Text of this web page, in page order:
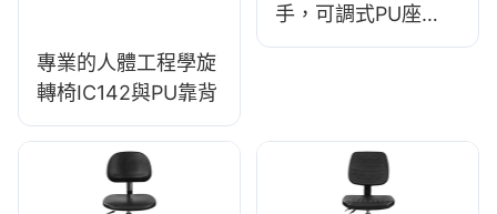
專業的人體工程學旋
轉椅IC142與PU靠背
手，可調式PU座
椅，IC050，腰部支